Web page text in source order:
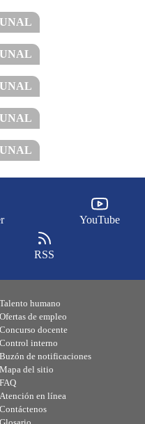
UNAL
UNAL
UNAL
UNAL
UNAL
YouTube
RSS
Talento humano
Ofertas de empleo
Concurso docente
Control interno
Buzón de notificaciones
Mapa del sitio
FAQ
Atención en línea
Contáctenos